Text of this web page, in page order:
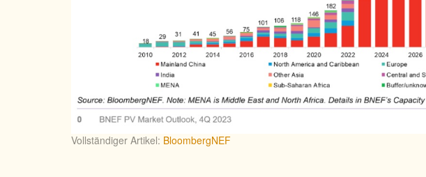
Vollständiger Artikel: BloombergNEF